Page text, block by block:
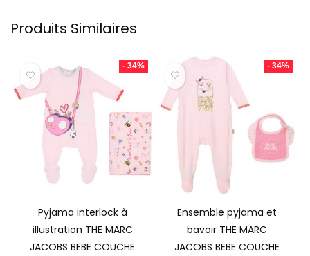
Produits Similaires
- 34%
Pyjama interlock à
illustration THE MARC
JACOBS BEBE COUCHE
- 34%
Ensemble pyjama et
bavoir THE MARC
JACOBS BEBE COUCHE